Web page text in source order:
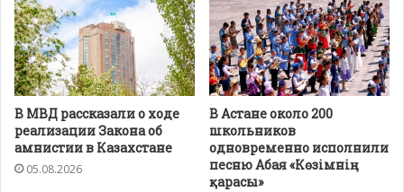
В МВД рассказали о ходе
реализации Закона об
амнистии в Казахстане
05.08.2026
В Астане около 200
школьников
одновременно исполнили
песню Абая «Көзімнің
қарасы»